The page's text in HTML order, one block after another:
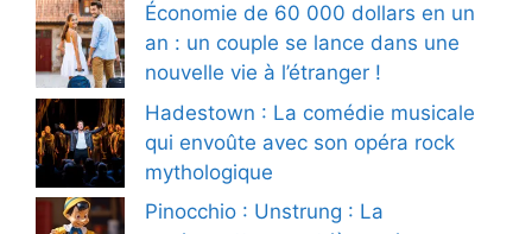
Économie de 60 000 dollars en un
an : un couple se lance dans une
nouvelle vie à l’étranger !
Hadestown : La comédie musicale
qui envoûte avec son opéra rock
mythologique
Pinocchio : Unstrung : La